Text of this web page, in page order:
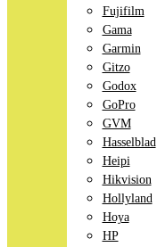
Fujifilm
Gama
Garmin
Gitzo
Godox
GoPro
GVM
Hasselblad
Heipi
Hikvision
Hollyland
Hoya
HP